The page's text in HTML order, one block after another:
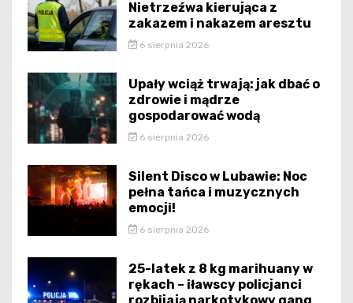
Nietrzeźwa kierująca z
zakazem i nakazem aresztu
6 sierpnia 2026
Upały wciąż trwają: jak dbać o
zdrowie i mądrze
gospodarować wodą
6 sierpnia 2026
Silent Disco w Lubawie: Noc
pełna tańca i muzycznych
emocji!
6 sierpnia 2026
25-latek z 8 kg marihuany w
rękach – iławscy policjanci